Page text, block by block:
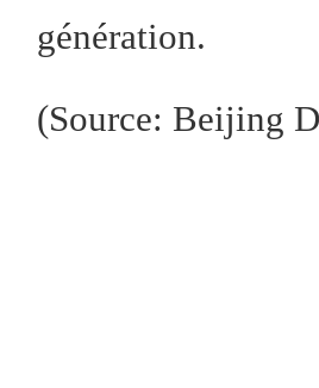
génération.
(Source: Beijing